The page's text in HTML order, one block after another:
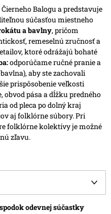
Balogu a predstavuje
súčasťou miestneho
a bavlny, pričom
remeselnú zručnosť a
ktoré odrážajú bohaté
odporúčame ručné pranie a
aby ste zachovali
prispôsobenie veľkosti
obvod pása a dĺžku predného
od pleca po dolný kraj
aj folklórne súbory. Pri
folklórne kolektívy je možné
zľavu.
odevnej súčastky